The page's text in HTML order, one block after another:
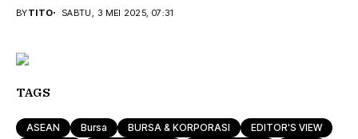
BYTITO SABTU, 3 MEI 2025, 07:31
TAGS
ASEAN Bursa BURSA & KORPORASI
EDITOR'S VIEW